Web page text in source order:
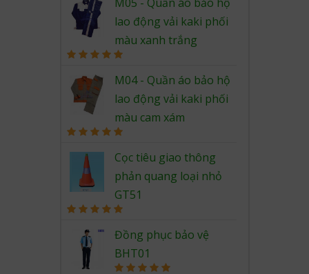
lao động vải kaki phối
màu xanh trắng
out of 5
M04 - Quần áo bảo hộ
lao động vải kaki phối
màu cam xám
out of 5
Cọc tiêu giao thông
phản quang loại nhỏ
GT51
out of 5
Đồng phục bảo vệ
BHT01